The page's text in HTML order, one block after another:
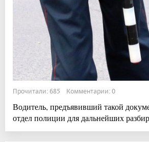
Прочитали: 685 Комментарии: 0
Водитель, предъявивший такой
отдел полиции для дальнейших